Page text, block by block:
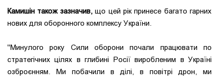
Камишін також зазначив,що цей рік принесе багато гарних
нових для оборонного комплексу України.
"Минулого року Сили оборони почали працювати по
стратегічних цілях в глибині Росії виробленим в Україні
озброєнням. Ми побачили в ділі, в повітрі дрон, ми